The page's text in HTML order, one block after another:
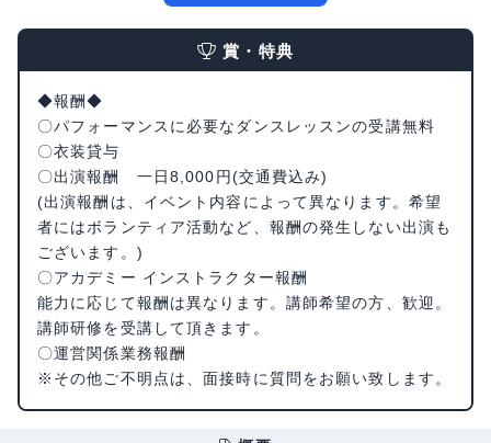
賞・特典
◆報酬◆
〇パフォーマンスに必要なダンスレッスンの受講無料
〇衣装貸与
〇出演報酬 一日8,000円(交通費込み)
(出演報酬は、イベント内容によって異なります。希望
者にはボランティア活動など、報酬の発生しない出演も
ございます。)
〇アカデミー インストラクター報酬
能力に応じて報酬は異なります。講師希望の方、歓迎。
講師研修を受講して頂きます。
〇運営関係業務報酬
※その他ご不明点は、面接時に質問をお願い致します。